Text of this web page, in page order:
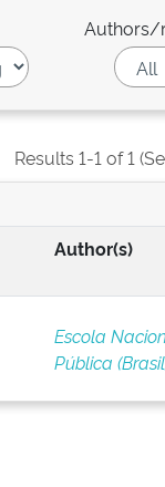
Authors/
Results 1-1 of 1
Author(s)
Escola
Pública